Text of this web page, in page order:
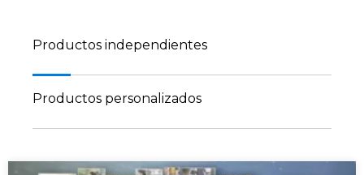
Productos independientes
Productos personalizados